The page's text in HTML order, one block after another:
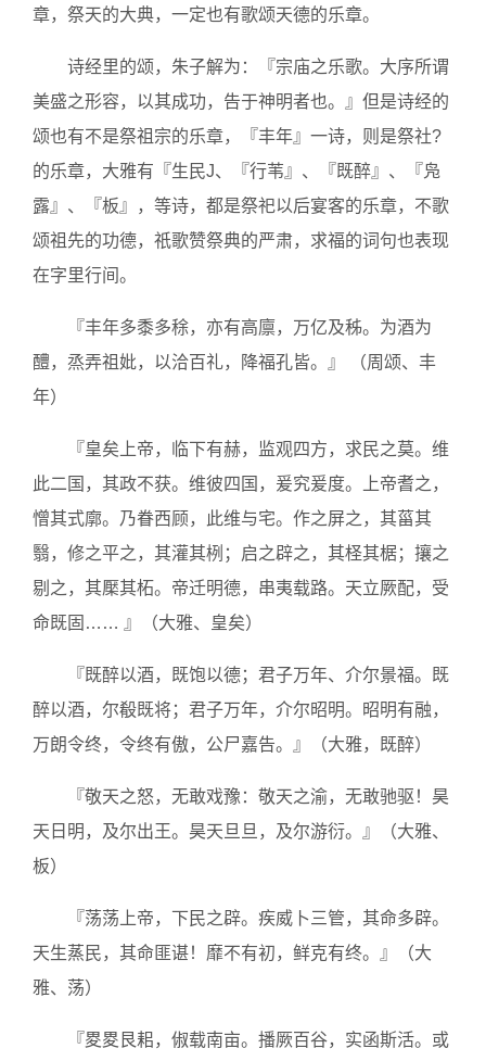
章，祭天的大典，一定也有歌颂天德的乐章。
诗经里的颂，朱子解为：『宗庙之乐歌。大序所谓
美盛之形容，以其成功，告于神明者也。』但是诗经的
颂也有不是祭祖宗的乐章，『丰年』一诗，则是祭社?
的乐章，大雅有『生民J、『行苇』、『既醉』、『凫
露』、『板』，等诗，都是祭祀以后宴客的乐章，不歌
颂祖先的功德，祇歌赞祭典的严肃，求福的词句也表现
在字里行间。
『丰年多黍多稌，亦有高廪，万亿及秭。为酒为
醴，烝弄祖妣，以洽百礼，降福孔皆。』 （周颂、丰
年）
『皇矣上帝，临下有赫，监观四方，求民之莫。维
此二国，其政不获。维彼四国，爰究爰度。上帝耆之，
憎其式廓。乃眷西顾，此维与宅。作之屏之，其菑其
翳，修之平之，其灌其栵；启之辟之，其柽其椐；攘之
剔之，其檿其柘。帝迁明德，串夷载路。天立厥配，受
命既固…… 』（大雅、皇矣）
『既醉以酒，既饱以德；君子万年、介尔景福。既
醉以酒，尔殽既将；君子万年，介尔昭明。昭明有融，
万朗令终，令终有傲，公尸嘉告。』（大雅，既醉）
『敬天之怒，无敢戏豫：敬天之渝，无敢驰驱！昊
天日明，及尔出王。昊天旦旦，及尔游衍。』（大雅、
板）
『荡荡上帝，下民之辟。疾威卜三管，其命多辟。
天生蒸民，其命匪谌！靡不有初，鲜克有终。』（大
雅、荡）
『畟畟艮耜，俶载南亩。播厥百谷，实函斯活。或